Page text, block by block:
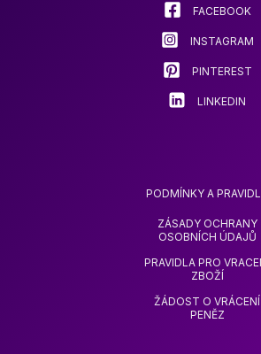
stránce
produktu
FACEBOOK
INSTAGRAM
PINTEREST
LINKEDIN
PODMÍNKY A
ZÁSADY OCHRANY
OSOBNÍCH ÚDAJŮ
PRAVIDLA PRO
ZBOŽÍ
ŽÁDOST O VRÁCENÍ
PENĚZ